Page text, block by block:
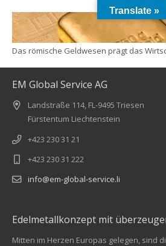
Das römische Geldwesen prägt das
EM Global Service AG
Landstraße 114, FL-9495 Triesen
Fürstentum Liechtenstein
+423 230 31 21
+423 230 31 222
info@em-global-service.li
Edelmetallkonzept mit
Mitten im Herzen Europas gelegen, sind
Translate »